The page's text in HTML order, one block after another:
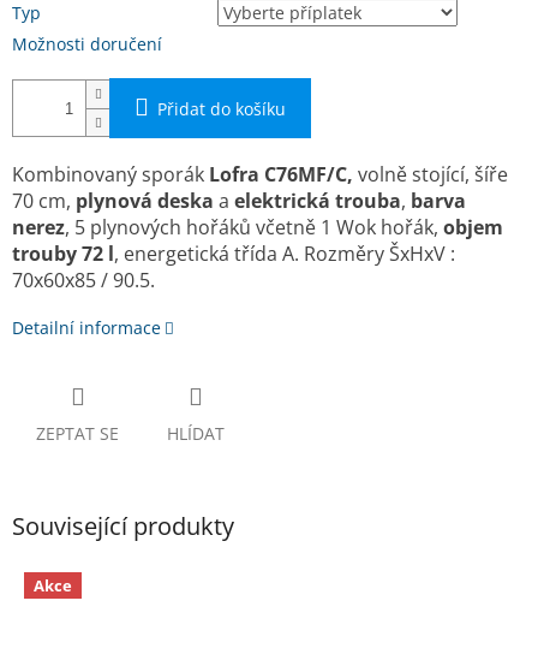
Typ
Možnosti doručení
Přidat do košíku
Kombinovaný sporák Lofra C76MF/C, volně stojící, ší­ře
70 cm, plynová deska a elektrická trouba, barva
nerez, 5 plynových hořáků včetně 1 Wok hořák, objem
trouby 72 l, energetická třída A. Rozměry ŠxHxV :
70x60x85 / 90.5.
Detailní informace
ZEPTAT SE HLÍDAT
Související produkty
Akce